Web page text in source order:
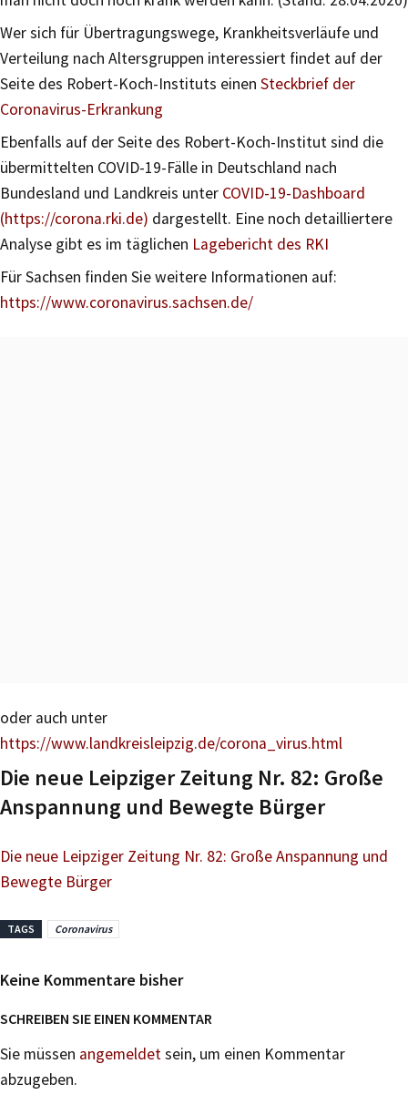
Wer sich für Übertragungswege, Krankheitsverläufe und
Verteilung nach Altersgruppen interessiert findet auf der
Seite des Robert-Koch-Instituts einen Steckbrief der
Coronavirus-Erkrankung
Ebenfalls auf der Seite des Robert-Koch-Institut sind die
übermittelten COVID-19-Fälle in Deutschland nach
Bundesland und Landkreis unter COVID-19-Dashboard
(https://corona.rki.de) dargestellt. Eine noch detailliertere
Analyse gibt es im täglichen Lagebericht des RKI
Für Sachsen finden Sie weitere Informationen auf:
https://www.coronavirus.sachsen.de/
oder auch unter
https://www.landkreisleipzig.de/corona_virus.html
Die neue Leipziger Zeitung Nr. 82: Große
Anspannung und Bewegte Bürger
Die neue Leipziger Zeitung Nr. 82: Große Anspannung und
Bewegte Bürger
TAGS Coronavirus
Keine Kommentare bisher
SCHREIBEN SIE EINEN KOMMENTAR
Sie müssen angemeldetsein, um einen Kommentar
abzugeben.